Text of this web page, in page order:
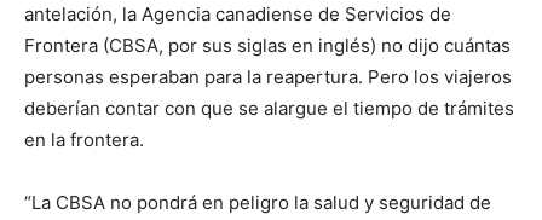
antelación, la Agencia canadiense de Servicios de
Frontera (CBSA, por sus siglas en inglés) no dijo cuántas
personas esperaban para la reapertura. Pero los viajeros
deberían contar con que se alargue el tiempo de trámites
en la frontera.
“La CBSA no pondrá en peligro la salud y seguridad de